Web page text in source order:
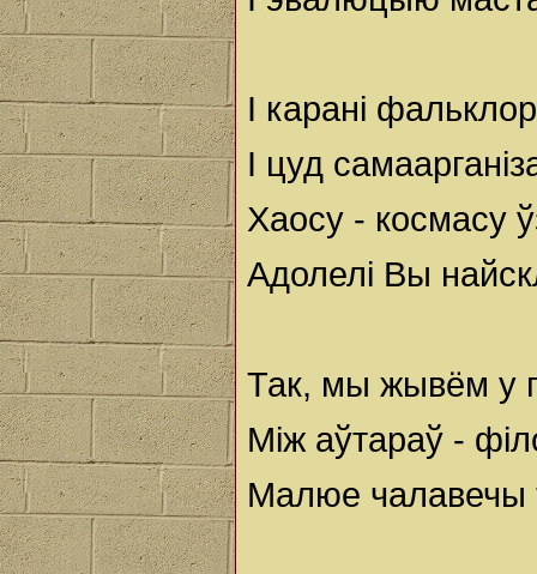
І карані
І цуд
Хаосу - космасу
Адолелі Вы
Так, мы жывём у
Між аўтараў -
Малюе чалавечы